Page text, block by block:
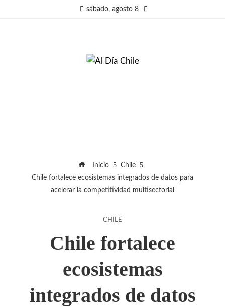
sábado, agosto 8
Inicio
Chile
Chile fortalece ecosistemas integrados de datos para
acelerar la competitividad multisectorial
CHILE
Chile fortalece
ecosistemas
integrados de datos